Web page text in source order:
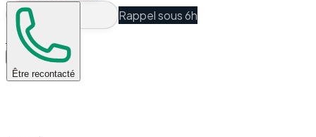
Être recontacté
Rappel sous 6h
Espace Client